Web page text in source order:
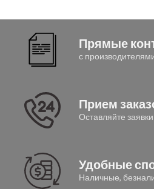
Прямые
с
Прием
Оставляйте
Удобные
Наличные,